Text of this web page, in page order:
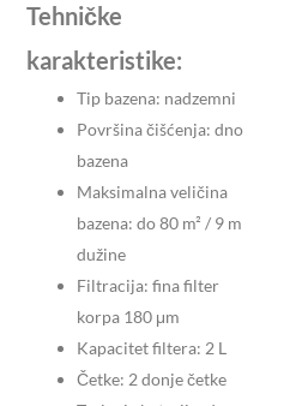
Tehničke
karakteristike:
Tip bazena: nadzemni
Površina čišćenja: dno
bazena
Maksimalna veličina
bazena: do 80 m² / 9 m
dužine
Filtracija: fina filter
korpa 180 μm
Kapacitet filtera: 2 L
Četke: 2 donje četke